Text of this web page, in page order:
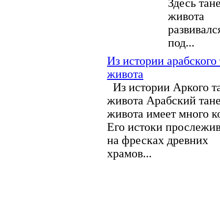
Здесь
живота
под...
Из истории арабского
живота
Из истории Аркого
живота Арабский
живота имеет много
Его истоки
на фресках древних
храмов...